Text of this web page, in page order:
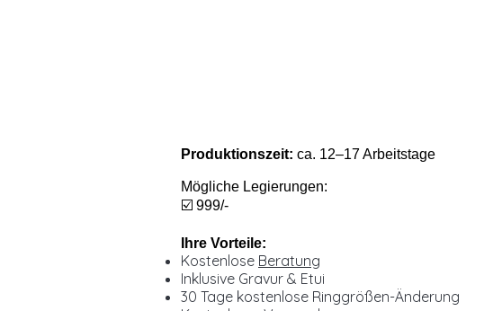
Produktionszeit: ca. 12–17 Arbeitstage
Mögliche Legierungen:
☑️ 999/-
Ihre Vorteile:
Kostenlose Beratung
Inklusive Gravur & Etui
30 Tage kostenlose Ringgrößen-Änderung